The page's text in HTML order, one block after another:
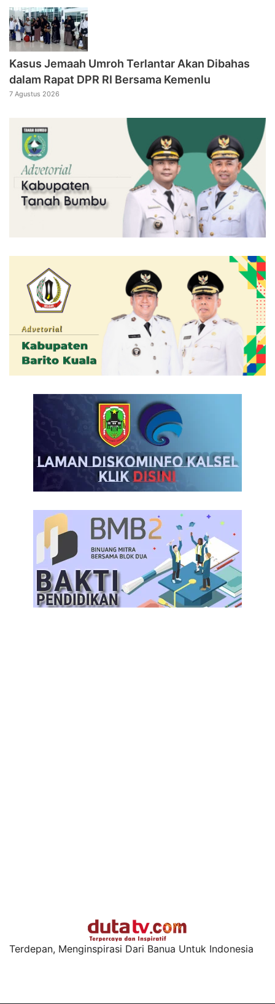
Kasus Jemaah Umroh Terlantar Akan Dibahas
dalam Rapat DPR RI Bersama Kemenlu
7 Agustus 2026
Terdepan, Menginspirasi Dari Banua Untuk Indonesia